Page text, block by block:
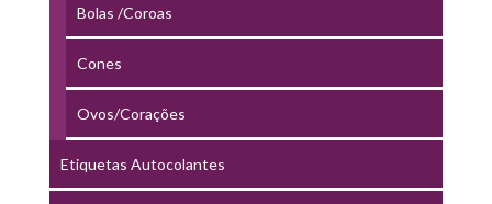
Bolas /Coroas
Cones
Ovos/Corações
Etiquetas Autocolantes